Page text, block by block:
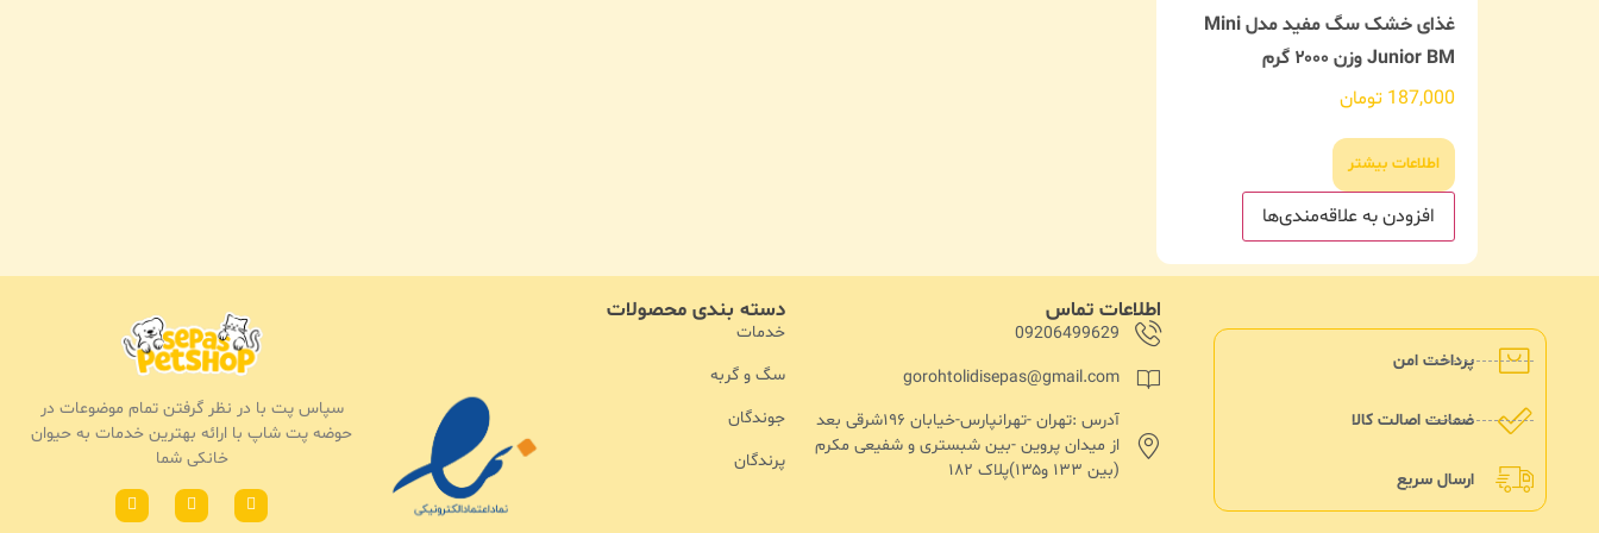
غذای خشک سگ مفید مدل Mini
Junior BM وزن ۲۰۰۰ گرم
187,000 تومان
اطلاعات بیشتر
افزودن به علاقه‌مندی‌ها
پرداخت امن
ضمانت اصالت کالا
ارسال سریع
اطلاعات تماس
09206499629
gorohtolidisepas@gmail.com
آدرس :تهران -تهرانپارس-خیابان ۱۹۶شرقی بعد
از میدان پروین -بین شبستری و شفیعی مکرم
(بین ۱۳۳ و۱۳۵)پلاک ۱۸۲
دسته بندی محصولات
خدمات
سگ و گربه
جوندگان
پرندگان
سپاس پت با در نظر گرفتن تمام موضوعات در
حوضه پت شاپ با ارائه بهترین خدمات به حیوان
خانکی شما